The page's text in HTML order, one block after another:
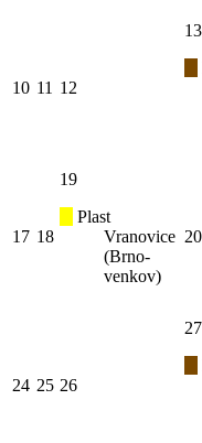
10 11 12
13
17 18
19
Plast
Vranovice
(Brno-
venkov)
20
24 25 26
27